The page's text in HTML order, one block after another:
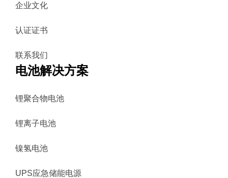
企业文化
认证证书
联系我们
电池解决方案
锂聚合物电池
锂离子电池
镍氢电池
UPS应急储能电源